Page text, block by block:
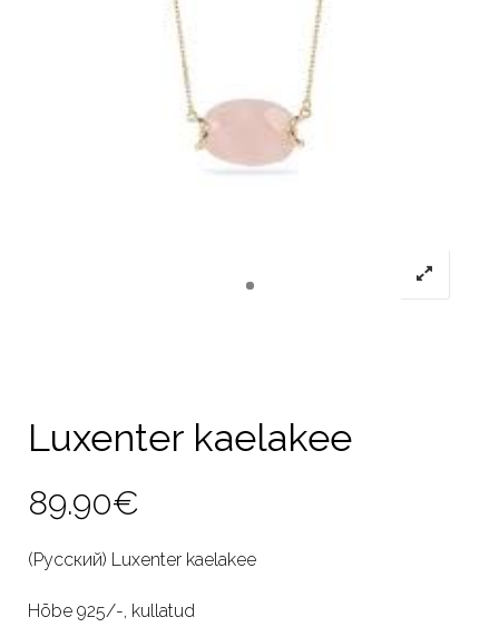
Luxenter kaelakee
89.90€
(Русский) Luxenter kaelakee
Hõbe 925/-, kullatud